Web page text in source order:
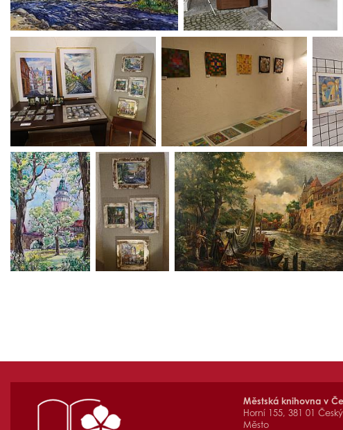
Městská knihovna v
Horní 155, 381 01
Město